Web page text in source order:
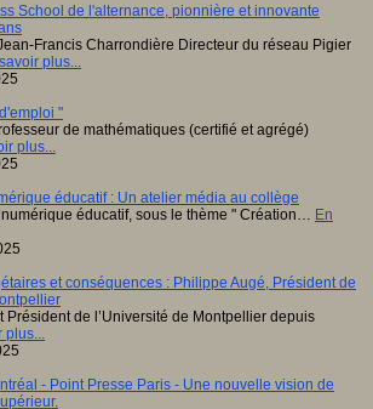
School de l'alternance, pionnière et innovante
Francis Charrondière Directeur du réseau Pigier
plus...
"
de mathématiques (certifié et agrégé)
plus...
éducatif : Un atelier média au collège
éducatif, sous le thème " Création… En
et conséquences : Philippe Augé, Président de
Président de l’Université de Montpellier depuis
- Point Presse Paris - Une nouvelle vision de